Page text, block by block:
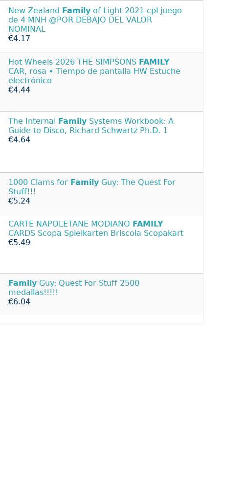
New Zealand Family of Light 2021 cpl juego
de 4 MNH @POR DEBAJO DEL VALOR
NOMINAL
€4.17
Hot Wheels 2026 THE SIMPSONS FAMILY
CAR, rosa • Tiempo de pantalla HW Estuche
electrónico
€4.44
The Internal Family Systems Workbook: A
Guide to Disco, Richard Schwartz Ph.D. 1
€4.64
1000 Clams for Family Guy: The Quest For
Stuff!!!
€5.24
CARTE NAPOLETANE MODIANO FAMILY
CARDS Scopa Spielkarten Briscola Scopakart
€5.49
Family Guy: Quest For Stuff 2500
medallas!!!!!
€6.04